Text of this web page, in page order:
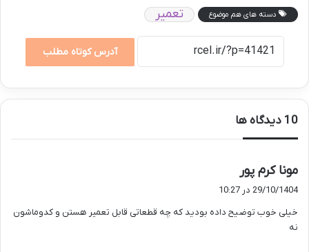
دسته های هم موضوع تعمیر
آدرس کوتاه مطلب
‫10 دیدگاه ها
مونا کرم پور
ف
:
29/10/1404 در 10:27
خیلی خوب توضیح داده بودید که چه قطعاتی قابل تعمیر هستن و کدوماشون
نه